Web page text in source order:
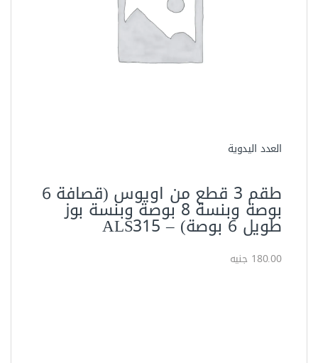
العدد اليدوية
طقم 3 قطع من اويوس (قصافة 6
بوصة وبنسة 8 بوصة وبنسة بوز
طويل 6 بوصة) – ALS315
180.00 جنيه